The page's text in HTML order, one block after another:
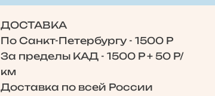
ДОСТАВКА
По Санкт-Петербургу - 1500 Р
За пределы КАД - 1500 Р + 50 Р/
км
Доставка по всей России